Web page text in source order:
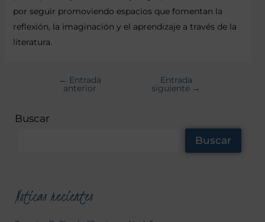
por seguir promoviendo espacios que fomentan la
reflexión, la imaginación y el aprendizaje a través de la
literatura.
← Entrada
anterior
Entrada
siguiente →
Buscar
Buscar
Noticas recientes